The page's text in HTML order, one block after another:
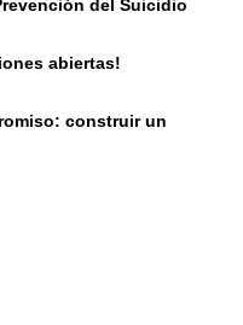
del Suicidio
abiertas!
construir un